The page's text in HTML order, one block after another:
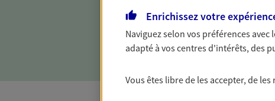
Enrichissez votre
Naviguez selon vos préférences avec
adapté à vos centres d'intérêts, des
Vous êtes libre de les accepter, de